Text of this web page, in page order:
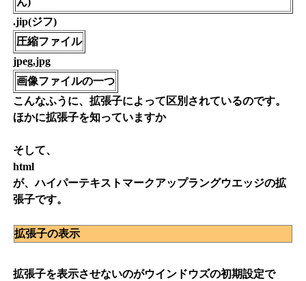
.jip(ジフ)
圧縮ファイル
jpeg,jpg
画像ファイルの一つ
こんなふうに、拡張子によって区別されているのです。
ほかに拡張子を知っていますか
そして、
html
が、ハイパーテキストマークアップラングウエッジの拡
張子です。
拡張子の表示
拡張子を表示させないのがウインドウズの初期設定で